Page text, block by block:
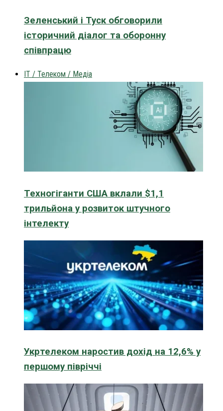
Зеленський і Туск обговорили
історичний діалог та оборонну
співпрацю
IT / Телеком / Медіа
Техногіганти США вклали $1,1
трильйона у розвиток штучного
інтелекту
Укртелеком наростив дохід на 12,6% у
першому півріччі